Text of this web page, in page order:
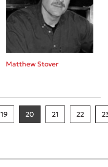
Matthew Stover
19 20 21 22